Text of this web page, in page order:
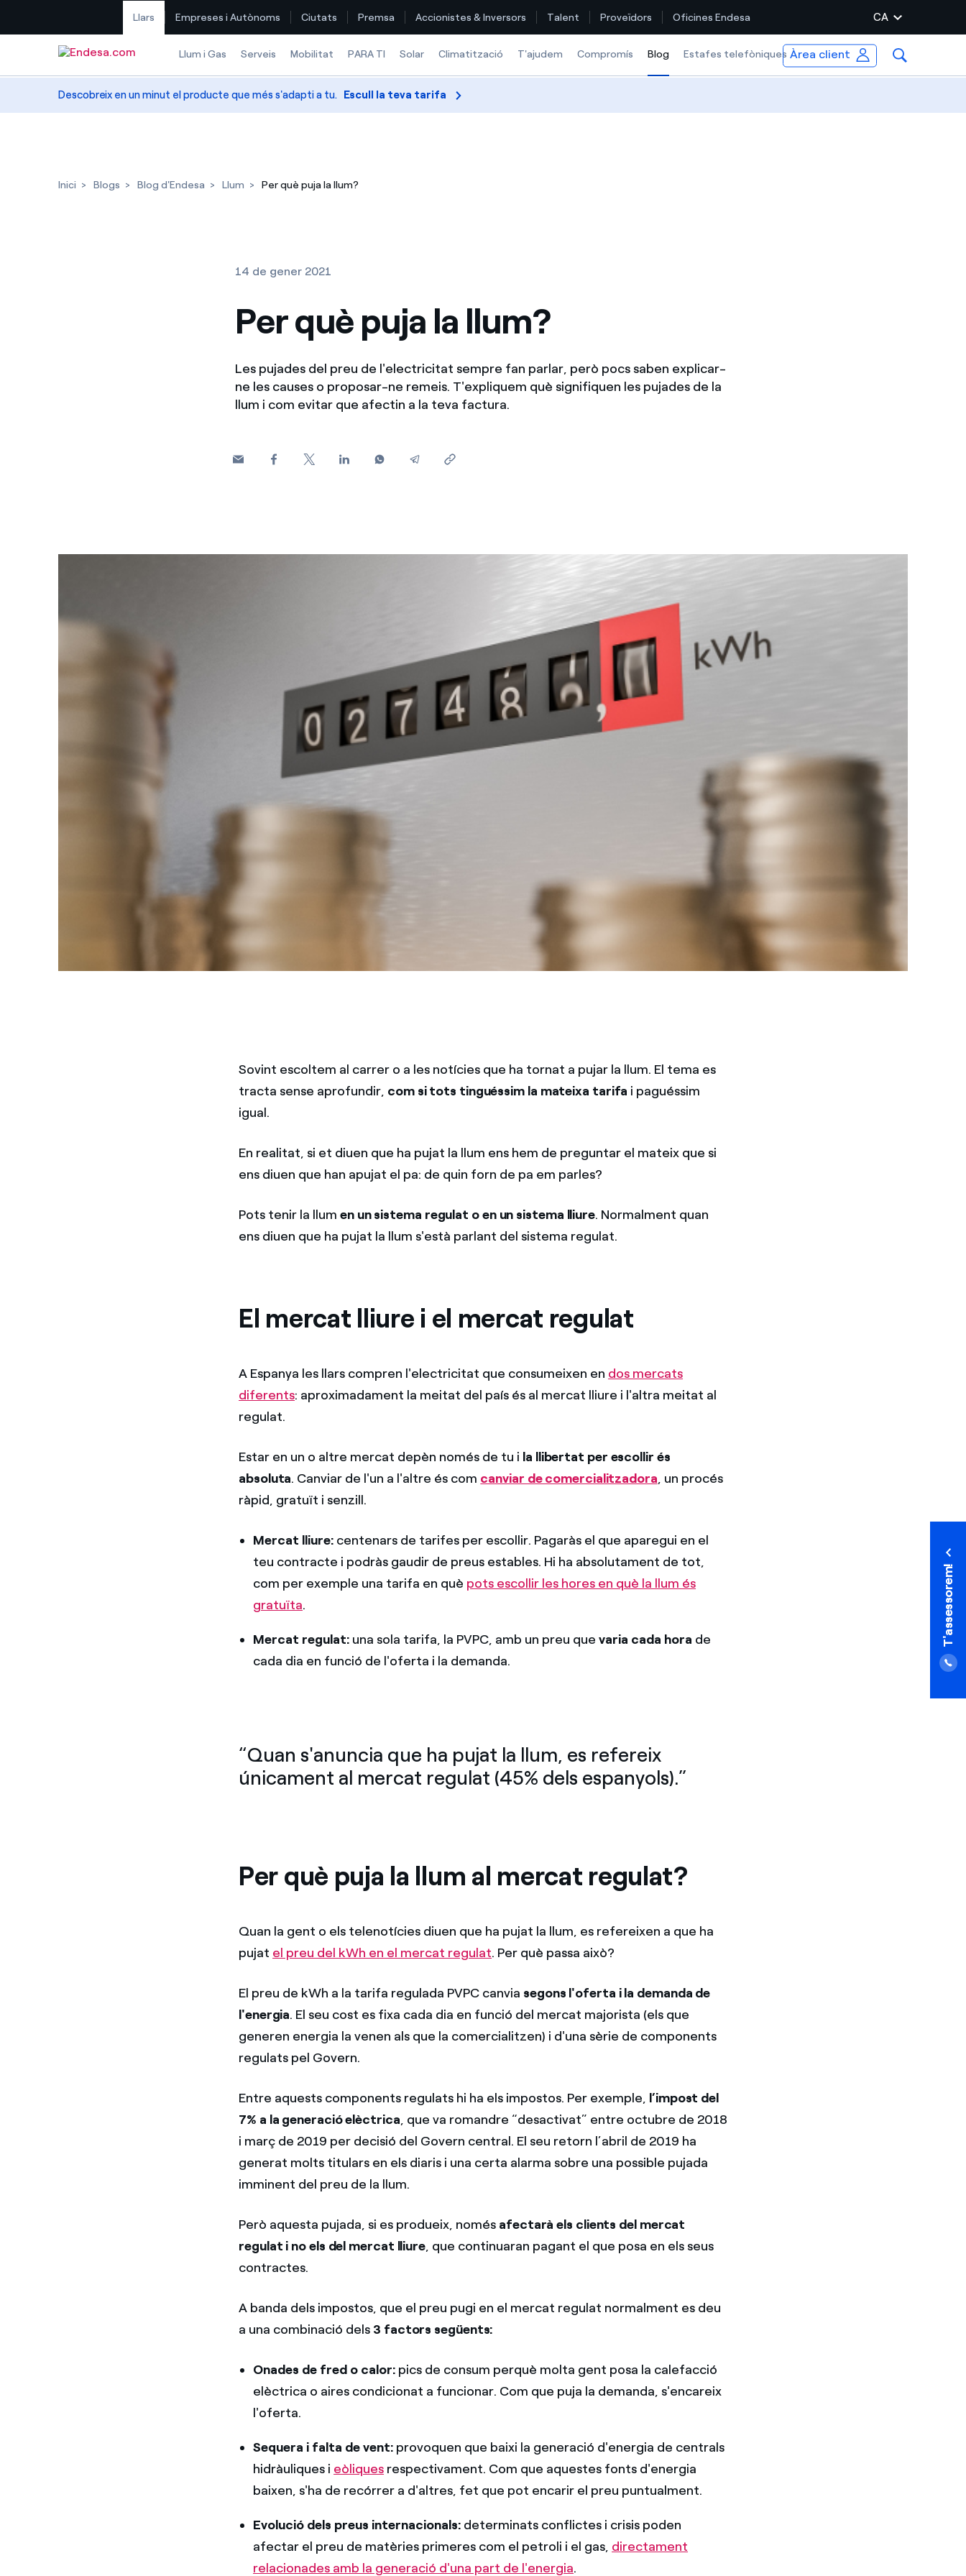
Llars Empreses i Autònoms Ciutats Premsa Accionistes & Inversors Talent Proveïdors Oficines Endesa CA
Llum i Gas Serveis Mobilitat PARA TI Solar Climatització T'ajudem Compromís Blog Selected item
Estafes telefòniques Àrea client
Com canviar el titular del contracte?
Ofertes per a autònoms i Pymes
Gestiones diverses comunitats de propietaris?
Descobreix en un minut el producte que més s'adapti a tu. Escull la teva tarifa
Inici Blogs Blog d'Endesa Llum Per què puja la llum?
14 de gener 2021
Per què puja la llum?
Les pujades del preu de l'electricitat sempre fan parlar, però pocs saben explicar-
ne les causes o proposar-ne remeis. T'expliquem què signifiquen les pujades de la
llum i com evitar que afectin a la teva factura.
Sovint escoltem al carrer o a les notícies que ha tornat a pujar la llum. El tema es
tracta sense aprofundir, com si tots tinguéssim la mateixa tarifa i paguéssim
igual.
En realitat, si et diuen que ha pujat la llum ens hem de preguntar el mateix que si
ens diuen que han apujat el pa: de quin forn de pa em parles?
Pots tenir la llum en un sistema regulat o en un sistema lliure. Normalment quan
ens diuen que ha pujat la llum s'està parlant del sistema regulat.
El mercat lliure i el mercat regulat
A Espanya les llars compren l'electricitat que consumeixen en dos mercats
diferents: aproximadament la meitat del país és al mercat lliure i l'altra meitat al
regulat.
Estar en un o altre mercat depèn només de tu i la llibertat per escollir és
absoluta. Canviar de l'un a l'altre és com canviar de comercialitzadora, un procés
ràpid, gratuït i senzill.
Mercat lliure: centenars de tarifes per escollir. Pagaràs el que aparegui en el
teu contracte i podràs gaudir de preus estables. Hi ha absolutament de tot,
com per exemple una tarifa en què pots escollir les hores en què la llum és
gratuïta.
Mercat regulat: una sola tarifa, la PVPC, amb un preu quevaria cada hora de
cada dia en funció de l'oferta i la demanda.
“Quan s'anuncia que ha pujat la llum, es refereix
únicament al mercat regulat (45% dels espanyols).”
T'assessorem!
Per què puja la llum al mercat regulat?
Quan la gent o els telenotícies diuen que ha pujat la llum, es refereixen a que ha
pujat el preu del kWh en el mercat regulat. Per què passa això?
El preu de kWh a la tarifa regulada PVPC canvia segons l'oferta i la demanda de
l'energia. El seu cost es fixa cada dia en funció del mercat majorista (els que
generen energia la venen als que la comercialitzen) i d'una sèrie de components
regulats pel Govern.
Entre aquests components regulats hi ha els impostos. Per exemple, l’impost del
7% a la generació elèctrica, que va romandre “desactivat” entre octubre de 2018
i març de 2019 per decisió del Govern central. El seu retorn l’abril de 2019 ha
generat molts titulars en els diaris i una certa alarma sobre una possible pujada
imminent del preu de la llum.
Però aquesta pujada, si es produeix, només afectarà els clients del mercat
regulat i no els del mercat lliure, que continuaran pagant el que posa en els seus
contractes.
A banda dels impostos, que el preu pugi en el mercat regulat normalment es deu
a una combinació dels 3 factors següents:
Onades de fred o calor: pics de consum perquè molta gent posa la calefacció
elèctrica o aires condicionat a funcionar. Com que puja la demanda, s'encareix
l'oferta.
Sequera i falta de vent: provoquen que baixi la generació d'energia de centrals
hidràuliques i eòliques respectivament. Com que aquestes fonts d'energia
baixen, s'ha de recórrer a d'altres, fet que pot encarir el preu puntualment.
Evolució dels preus internacionals: determinats conflictes i crisis poden
afectar el preu de matèries primeres com el petroli i el gas, directament
relacionades amb la generació d'una part de l'energia.
T'assessorem!